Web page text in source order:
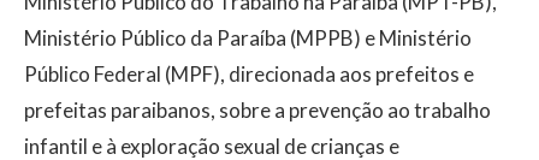
Ministério Público da Paraíba (MPPB) e Ministério
Público Federal (MPF), direcionada aos prefeitos e
prefeitas paraibanos, sobre a prevenção ao trabalho
infantil e à exploração sexual de crianças e